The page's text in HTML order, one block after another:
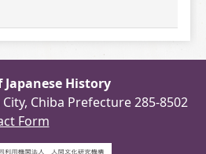
History
Chiba Prefecture 285-8502
Form